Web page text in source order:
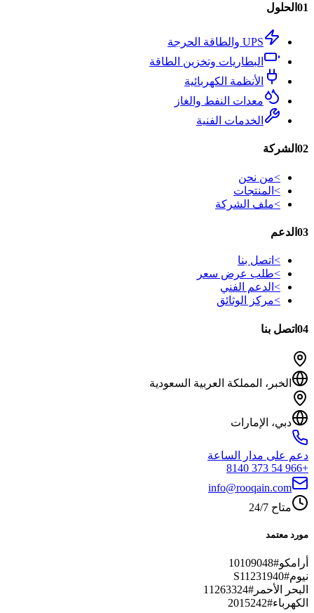
01 الحلول
UPS والطاقة الحرجة
البطاريات وتخزين الطاقة
الأنظمة الكهربائية
معدات النفط والغاز
الخدمات الفنية
02 الشركة
>من نحن
> المنتجات
>ملف الشركة
03 الدعم
> اتصل بنا
>طلب عرض سعر
> الدعم الفني
>مركز الوثائق
04اتصل بنا
الخبر، المملكة العربية السعودية
دبي، الإمارات
دعم على مدار الساعة
+966 54 373 8140
info@rooqain.com
متاح 24/7
مورد معتمد
أرامكو#
10109048
نيوم#
S11231940
البحر الأحمر #
11263324
الكهرباء#
2015242